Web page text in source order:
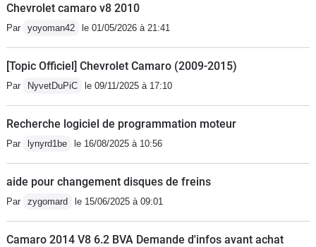
Chevrolet camaro v8 2010
Par yoyoman42 le 01/05/2026 à 21:41
[Topic Officiel] Chevrolet Camaro (2009-2015)
Par NyvetDuPiC le 09/11/2025 à 17:10
Recherche logiciel de programmation moteur
Par lynyrd1be le 16/08/2025 à 10:56
aide pour changement disques de freins
Par zygomard le 15/06/2025 à 09:01
Camaro 2014 V8 6.2 BVA Demande d'infos avant achat